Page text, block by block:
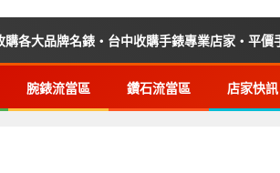
品牌名錶・台中收購手錶專業店家・平價手錶
腕錶流當區 鑽石流當區 店家快訊